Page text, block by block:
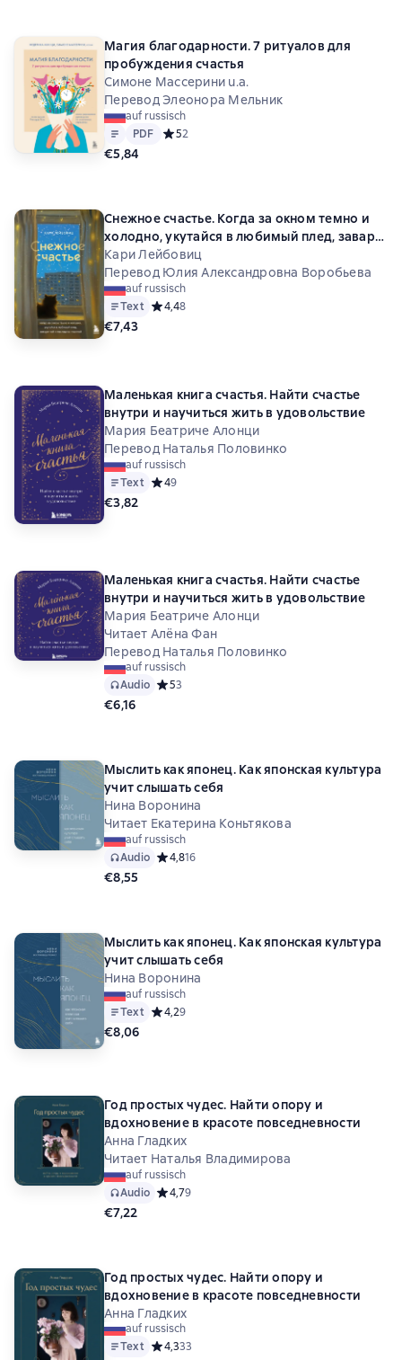
Магия благодарности. 7 ритуалов для
пробуждения счастья
Симоне Массерини u.a.
Перевод Элеонора Мельник
auf russisch
Text
PDF
PDF Средний рейтинг 5 на основе 2 оценок
52
€5,84
Снежное счастье. Когда за окном темно и
холодно, укутайся в любимый плед, завари
чай и насладись тишиной
Кари Лейбовиц
Перевод Юлия Александровна Воробьева
auf russisch
Text Средний рейтинг 4,4 на основе 8 оценок
4,48
€7,43
Маленькая книга счастья. Найти счастье
внутри и научиться жить в удовольствие
Мария Беатриче Алонци
Перевод Наталья Половинко
auf russisch
Text Средний рейтинг 4 на основе 9 оценок
49
€3,82
Маленькая книга счастья. Найти счастье
внутри и научиться жить в удовольствие
Мария Беатриче Алонци
Читает Алёна Фан
Перевод Наталья Половинко
auf russisch
Audio Средний рейтинг 5 на основе 3 оценок
53
€6,16
Мыслить как японец. Как японская культура
учит слышать себя
Нина Воронина
Читает Екатерина Коньтякова
auf russisch
Audio Средний рейтинг 4,8 на основе 16 оценок
4,816
€8,55
Мыслить как японец. Как японская культура
учит слышать себя
Нина Воронина
auf russisch
Text Средний рейтинг 4,2 на основе 9 оценок
4,29
€8,06
Год простых чудес. Найти опору и
вдохновение в красоте повседневности
Анна Гладких
Читает Наталья Владимирова
auf russisch
Audio Средний рейтинг 4,7 на основе 9 оценок
4,79
€7,22
Год простых чудес. Найти опору и
вдохновение в красоте повседневности
Анна Гладких
auf russisch
Text Средний рейтинг 4,3 на основе 33 оценок
4,333